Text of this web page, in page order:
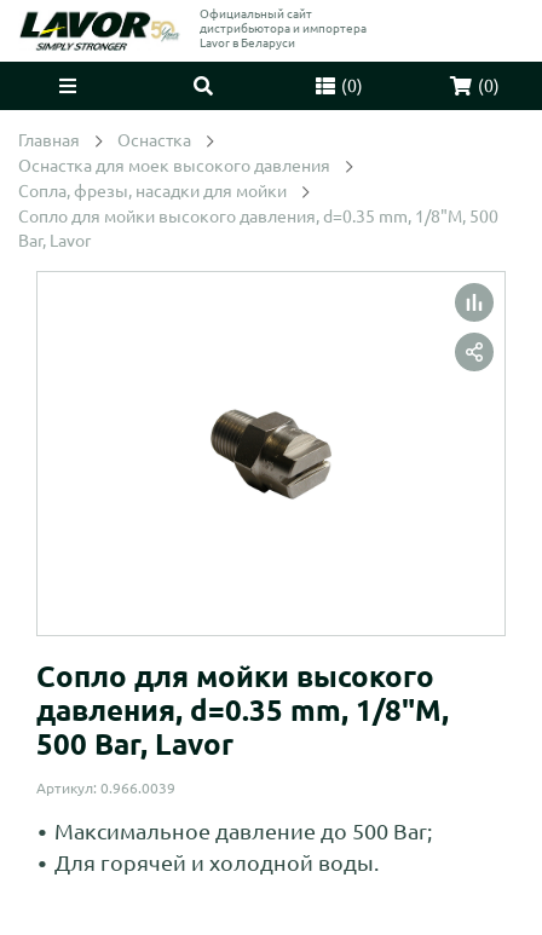
Официальный сайт
дистрибьютора и импортера
Lavor в Беларуси
(0) (0)
Главная
Оснастка
Оснастка для моек высокого давления
Сопла, фрезы, насадки для мойки
Сопло для мойки высокого давления, d=0.35 mm, 1/8"M, 500
Bar, Lavor
Сопло для мойки высокого
давления, d=0.35 mm, 1/8"M,
500 Bar, Lavor
Артикул: 0.966.0039
Максимальное давление до 500 Bar;
Для горячей и холодной воды.